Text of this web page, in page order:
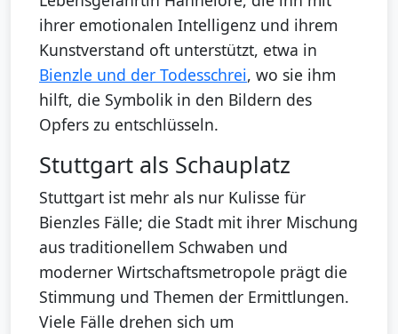
ihrer emotionalen Intelligenz und ihrem
Kunstverstand oft unterstützt, etwa in
Bienzle und der Todesschrei, wo sie ihm
hilft, die Symbolik in den Bildern des
Opfers zu entschlüsseln.
Stuttgart als Schauplatz
Stuttgart ist mehr als nur Kulisse für
Bienzles Fälle; die Stadt mit ihrer Mischung
aus traditionellem Schwaben und
moderner Wirtschaftsmetropole prägt die
Stimmung und Themen der Ermittlungen.
Viele Fälle drehen sich um